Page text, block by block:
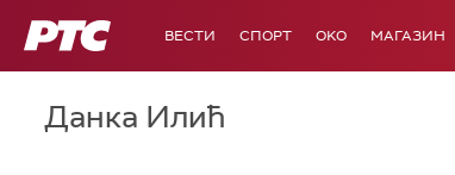
РТС ВЕСТИ СПОРТ OKO МАГАЗИН
Данка Илић